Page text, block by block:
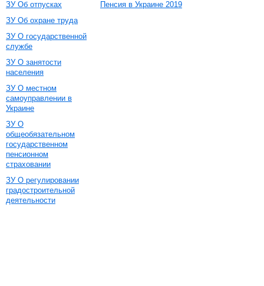
ЗУ Об отпусках
ЗУ Об охране труда
ЗУ О государственной
службе
ЗУ О занятости
населения
ЗУ О местном
самоуправлении в
Украине
ЗУ О
общеобязательном
государственном
пенсионном
страховании
ЗУ О регулировании
градостроительной
деятельности
Пенсия в Украине 2019